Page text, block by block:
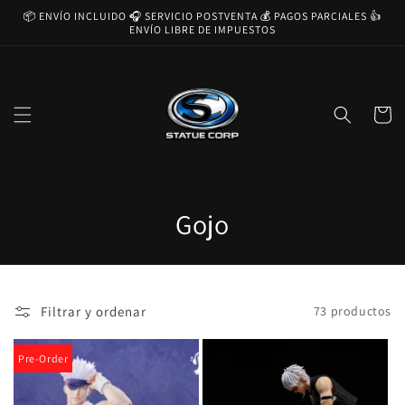
directamente
📦 ENVÍO INCLUIDO 🎧 SERVICIO POSTVENTA 💰 PAGOS PARCIALES 👍
ENVÍO LIBRE DE IMPUESTOS
Carrito
C
o
Gojo
Filtrar y ordenar 73 productos
Pre-Order